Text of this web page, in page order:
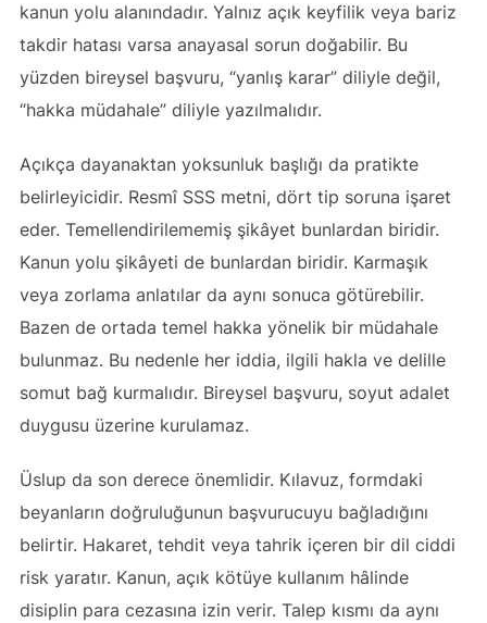
kanun yolu alanındadır. Yalnız açık keyfilik veya bariz
takdir hatası varsa anayasal sorun doğabilir. Bu
yüzden bireysel başvuru, “yanlış karar” diliyle değil,
“hakka müdahale” diliyle yazılmalıdır.
Açıkça dayanaktan yoksunluk başlığı da pratikte
belirleyicidir. Resmî SSS metni, dört tip soruna işaret
eder. Temellendirilememiş şikâyet bunlardan biridir.
Kanun yolu şikâyeti de bunlardan biridir. Karmaşık
veya zorlama anlatılar da aynı sonuca götürebilir.
Bazen de ortada temel hakka yönelik bir müdahale
bulunmaz. Bu nedenle her iddia, ilgili hakla ve delille
somut bağ kurmalıdır. Bireysel başvuru, soyut adalet
duygusu üzerine kurulamaz.
Üslup da son derece önemlidir. Kılavuz, formdaki
beyanların doğruluğunun başvurucuyu bağladığını
belirtir. Hakaret, tehdit veya tahrik içeren bir dil ciddi
risk yaratır. Kanun, açık kötüye kullanım hâlinde
disiplin para cezasına izin verir. Talep kısmı da aynı